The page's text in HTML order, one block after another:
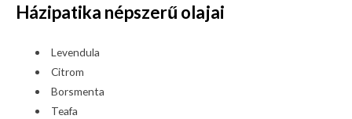
Házipatika népszerű olajai
Levendula
Citrom
Borsmenta
Teafa